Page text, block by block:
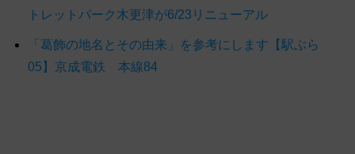
トレットパーク木更津が6/23リニューアル
「葛飾の地名とその由来」を参考にします【駅ぶら
05】京成電鉄 本線84